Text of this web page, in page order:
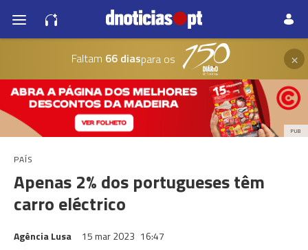
Faltam 66 diaspara os ×
PUB
PAÍS
Apenas 2% dos portugueses têm
carro eléctrico
Agência Lusa 15 mar 2023 16:47